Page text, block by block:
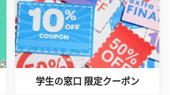
学生の窓口 限定クーポン